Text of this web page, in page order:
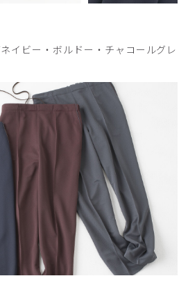
イビー・ボルドー・チャコールグレ